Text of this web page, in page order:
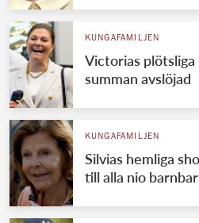
KUNGAFAMILJEN
Victorias
summan avslöjad
KUNGAFAMILJEN
Silvias hemliga
till alla nio